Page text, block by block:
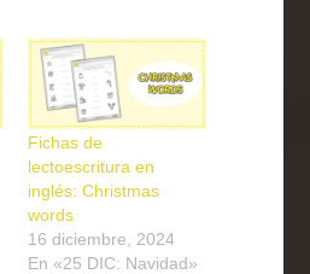
Fichas de
lectoescritura en
inglés: Christmas
words
16 diciembre, 2024
En «25 DIC: Navidad»